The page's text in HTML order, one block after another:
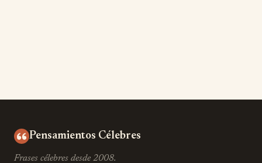
Pensamientos Célebres
Frases célebres desde 2008.